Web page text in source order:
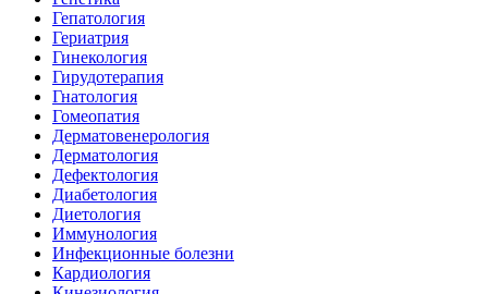
Гепатология
Гериатрия
Гинекология
Гирудотерапия
Гнатология
Гомеопатия
Дерматовенерология
Дерматология
Дефектология
Диабетология
Диетология
Иммунология
Инфекционные болезни
Кардиология